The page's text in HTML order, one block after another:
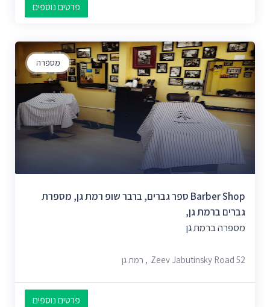
פרטים נוספים
מספרה
Barber Shop ספר גברים, ברבר שופ רמת גן, מספרת
גברים ברמת גן,
מספרה ברמת גן
Zeev Jabutinsky Road 52, רמת גן
פרטים נוספים